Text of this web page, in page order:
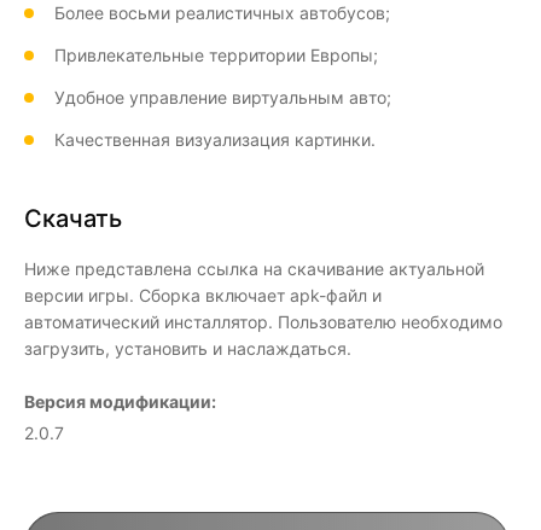
Более восьми реалистичных автобусов;
Привлекательные территории Европы;
Удобное управление виртуальным авто;
Качественная визуализация картинки.
Скачать
Ниже представлена ссылка на скачивание актуальной
версии игры. Сборка включает apk-файл и
автоматический инсталлятор. Пользователю необходимо
загрузить, установить и наслаждаться.
Версия модификации:
2.0.7